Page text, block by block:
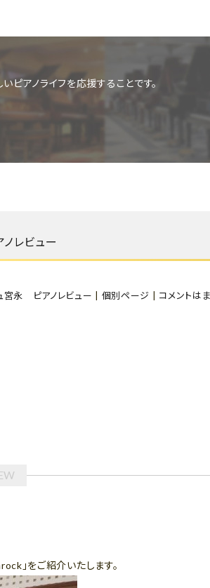
YAMAHA
KAWAI
STEINWAY&SONS
BOSTON
DIAPASON
もっとみる
スタッフレビュー
ピアノライフを応援することです。
レビュー
宮永 ピアノレビュー 個別ページ コメントは
」をご紹介いたします。